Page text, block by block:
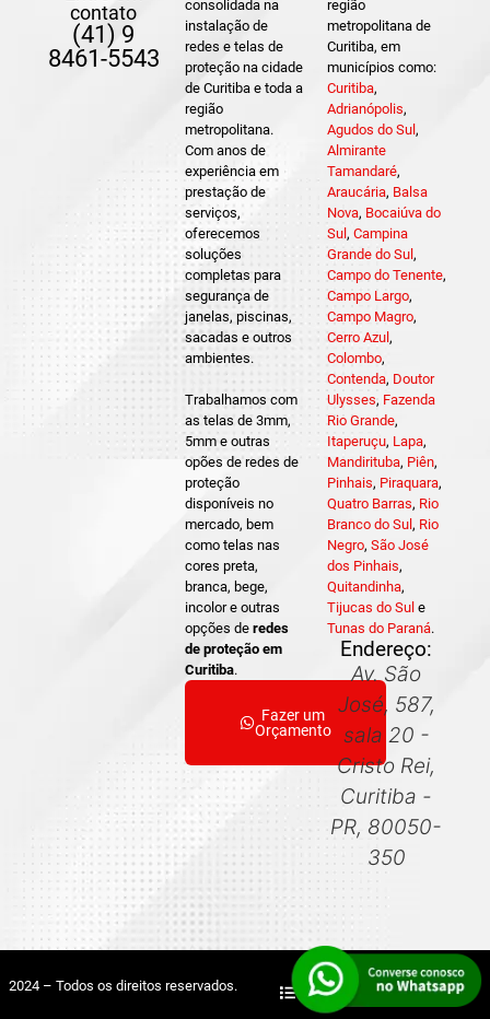
contato
(41) 9
8461-5543
consolidada na
instalação de
redes e telas de
proteção na cidade
de Curitiba e toda a
região
metropolitana.
Com anos de
experiência em
prestação de
serviços,
oferecemos
soluções
completas para
segurança de
janelas, piscinas,
sacadas e outros
ambientes.
Trabalhamos com
as telas de 3mm,
5mm e outras
opões de redes de
proteção
disponíveis no
mercado, bem
como telas nas
cores preta,
branca, bege,
incolor e outras
opções deredes
de proteção em
Curitiba.
Fazer um
Orçamento
região
metropolitana de
Curitiba, em
municípios como:
Curitiba,
Adrianópolis,
Agudos do Sul ,
Almirante
Tamandaré,
Araucária, Balsa
Nova, Bocaiúva do
Sul , Campina
Grande do Sul ,
Campo do Tenente,
Campo Largo,
Campo Magro,
Cerro Azul ,
Colombo,
Contenda, Doutor
Ulysses, Fazenda
Rio Grande,
Itaperuçu, Lapa,
Mandirituba, Piên,
Pinhais, Piraquara,
Quatro Barras, Rio
Branco do Sul , Rio
Negro, São José
dos Pinhais,
Quitandinha,
Tijucas do Sul e
Tunas do Paraná.
Endereço:
Av. São
José, 587,
sala 20 -
Cristo Rei,
Curitiba -
PR, 80050-
350
2024 – Todos os direitos reservados. Mapa do Site Sitemap XML